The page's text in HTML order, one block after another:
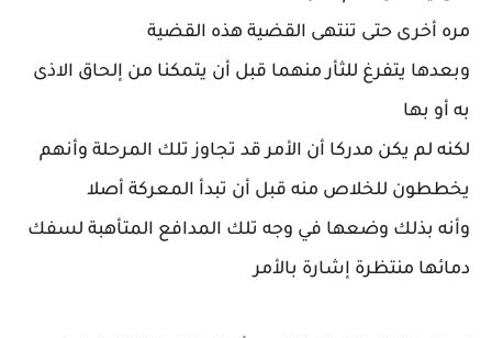
مره أخرى حتى تنتهى القضية هذه القضية
وبعدها يتفرغ للثأر منهما قبل أن يتمكنا من إلحاق الاذى
به أو بها
لكنه لم يكن مدركا أن الأمر قد تجاوز تلك المرحلة وأنهم
يخططون للخلاص منه قبل أن تبدأ المعركة أصلا
وأنه بذلك وضعها في وجه تلك المدافع المتأهبة لسفك
دمائها منتظرة إشارة بالأمر